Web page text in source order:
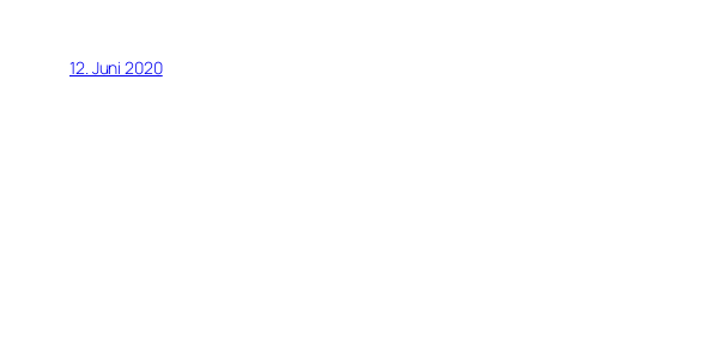
12. Juni 2020